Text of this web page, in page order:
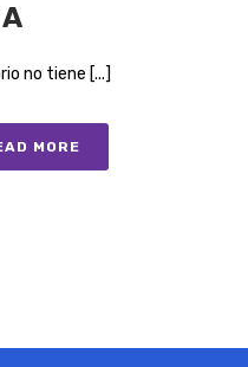
no tiene [...]
MORE